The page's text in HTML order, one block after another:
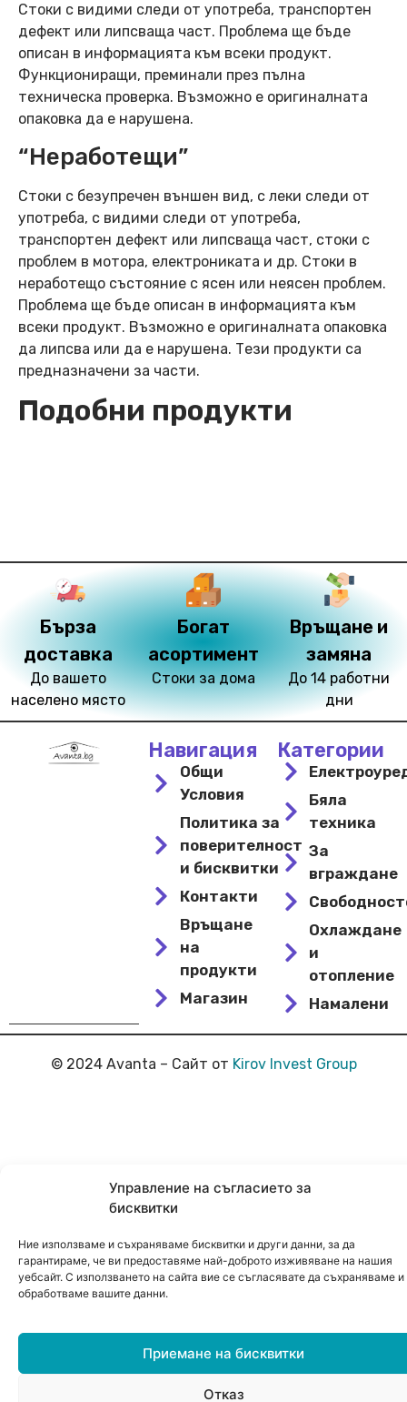
Управление на съгласието за
бисквитки
Ние използваме и съхраняваме бисквитки и други данни, за да
гарантираме, че ви предоставяме най-доброто изживяване на нашия
уебсайт. С използването на сайта вие се съгласявате да съхраняваме и
обработваме вашите данни.
Приемане на бисквитки
Отказ
Стоки с видими следи от употреба, транспортен
дефект или липсваща част. Проблема ще бъде
описан в информацията към всеки продукт.
Функциониращи, преминали през пълна
техническа проверка. Възможно е оригиналната
опаковка да е нарушена.
“Неработещи”
Стоки с безупречен външен вид, с леки следи от
употреба, с видими следи от употреба,
транспортен дефект или липсваща част, стоки с
проблем в мотора, електрониката и др. Стоки в
неработещо състояние с ясен или неясен проблем.
Проблема ще бъде описан в информацията към
всеки продукт. Възможно е оригиналната опаковка
да липсва или да е нарушена. Тези продукти са
предназначени за части.
Подобни продукти
Бърза
доставка
До вашето
населено място
Богат
асортимент
Стоки за дома
Връщане и
замяна
До 14 работни
дни
Навигация
Общи
Условия
Политика за
поверителност
и бисквитки
Контакти
Връщане
на
продукти
Магазин
Категории
Бяла
техника
За
вграждане
Охлаждане
и
отопление
Намалени
© 2024 Avanta – Сайт от Kirov Invest Group